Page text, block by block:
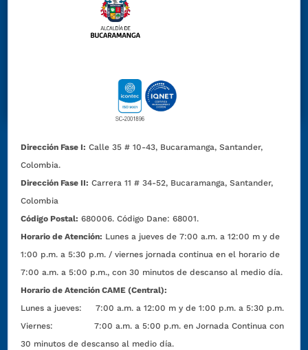
Dirección Fase I: Calle 35 # 10-43, Bucaramanga, Santander,
Colombia.
Dirección Fase II: Carrera 11 # 34-52, Bucaramanga, Santander,
Colombia
Código Postal: 680006. Código Dane: 68001.
Horario de Atención: Lunes a jueves de 7:00 a.m. a 12:00 m y de
1:00 p.m. a 5:30 p.m. / viernes jornada continua en el horario de
7:00 a.m. a 5:00 p.m., con 30 minutos de descanso al medio día.
Horario de Atención CAME (Central):
Lunes a jueves: 7:00 a.m. a 12:00 m y de 1:00 p.m. a 5:30 p.m.
Viernes: 7:00 a.m. a 5:00 p.m. en Jornada Continua con
30 minutos de descanso al medio día.